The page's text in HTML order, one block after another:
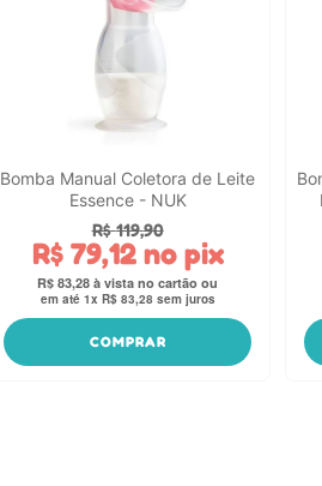
Bomba Manual Coletora de Leite
Essence - NUK
R$ 119,90
R$ 79,12no pix
R$ 83,28
em até 1x R$ 83,28 sem juros
COMPRAR